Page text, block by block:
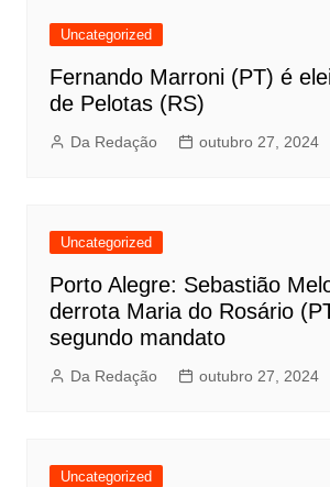
Uncategorized
Fernando Marroni (PT) é
de Pelotas (RS)
Da Redação outubro 27, 2024
Uncategorized
Porto Alegre: Sebastião
derrota Maria do Rosário
segundo mandato
Da Redação outubro 27, 2024
Uncategorized